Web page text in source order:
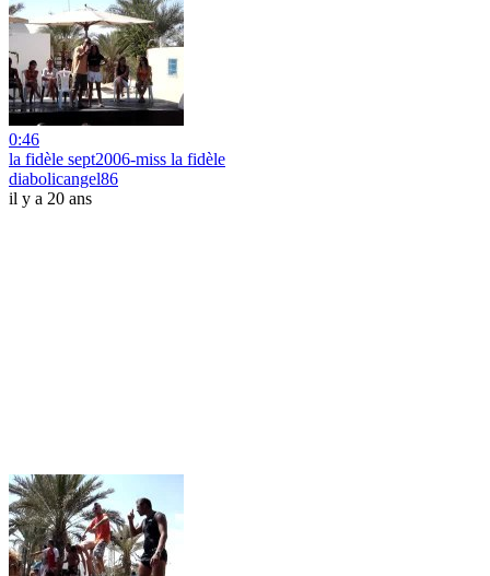
0:46
la fidèle sept2006-miss la fidèle
diabolicangel86
il y a 20 ans